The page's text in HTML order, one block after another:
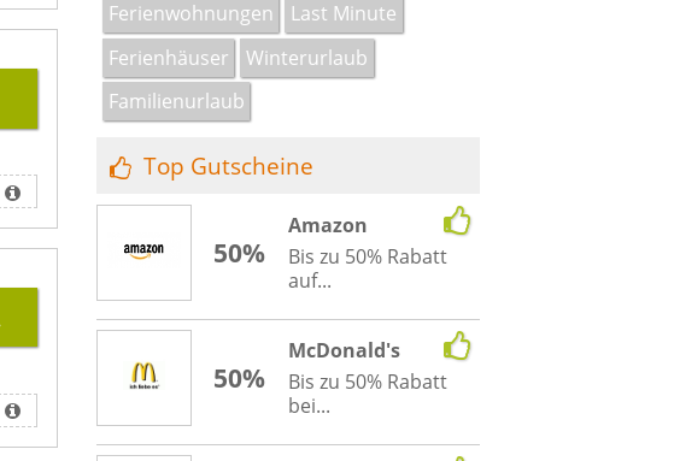
Ferienwohnungen
Last Minute
Ferienhäuser
Winterurlaub
Familienurlaub
Top Gutscheine
50%
Amazon
Bis zu 50% Rabatt
auf...
50%
McDonald's
Bis zu 50% Rabatt
bei...